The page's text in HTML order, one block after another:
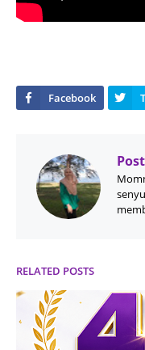
RELATED POSTS